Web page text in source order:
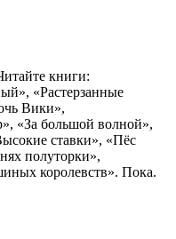
книги:
«Растерзанные
Вики»,
«За большой волной»,
ставки», «Пёс
полуторки»,
королевств». Пока.